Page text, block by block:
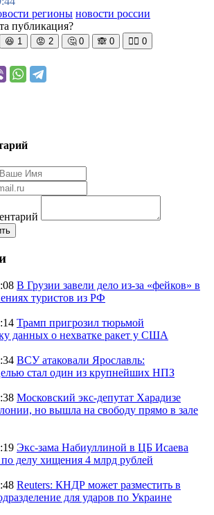
регионы новости россии
публикация?
😆 1 😡 2 🤔 0 🙈 0 🧘‍♀️ 0
В Грузии завели дело из-за «фейков» в
туристов из РФ
Трамп пригрозил тюрьмой
данных о нехватке ракет у США
ВСУ атаковали Ярославль:
стал один из крупнейших НПЗ
Московский экс-депутат Харадизе
но вышла на свободу прямо в зале
Экс-зама Набиуллиной в ЦБ Исаева
делу хищения 4 млрд рублей
Reuters: КНДР может разместить в
для ударов по Украине